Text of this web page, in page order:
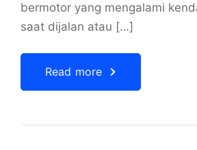
bermotor yang mengalami
saat dijalan atau […]
Read more